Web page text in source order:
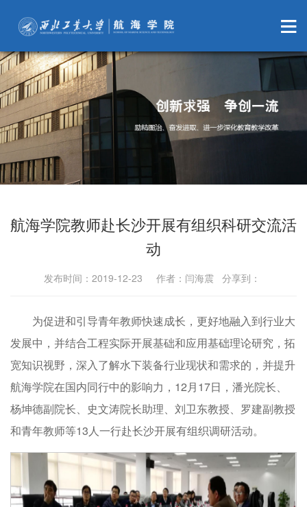
航海学院教师赴长沙开展有组织科研交流活
动
发布时间：2019-12-23 作者：闫海震 分享到：
为促进和引导青年教师快速成长，更好地融入到行业大
发展中，并结合工程实际开展基础和应用基础理论研究，拓
宽知识视野，深入了解水下装备行业现状和需求的，并提升
航海学院在国内同行中的影响力，12月17日，潘光院长、
杨坤德副院长、史文涛院长助理、刘卫东教授、罗建副教授
和青年教师等13人一行赴长沙开展有组织调研活动。